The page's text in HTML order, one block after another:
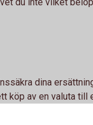
dina
köp av en valuta